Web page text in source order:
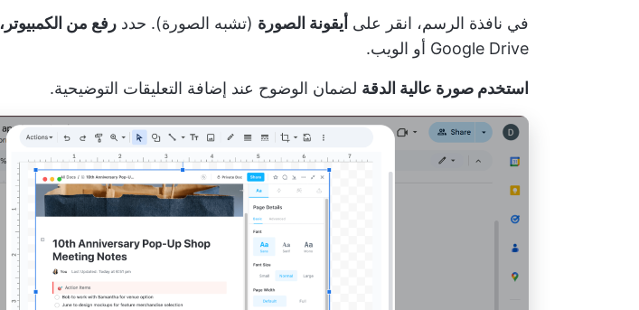
في نافذة الرسم، انقر على أيقونة الصورة (تشبه الصورة). حدد رفع من الكمبيوتر،
Google Drive أو الويب.
استخدم صورة عالية الدقة لضمان الوضوح عند إضافة التعليقات التوضيحية.